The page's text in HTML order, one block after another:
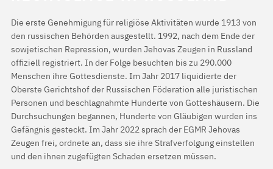
Die erste Genehmigung für religiöse Aktivitäten wurde 1913 von
den russischen Behörden ausgestellt. 1992, nach dem Ende der
sowjetischen Repression, wurden Jehovas Zeugen in Russland
offiziell registriert. In der Folge besuchten bis zu 290.000
Menschen ihre Gottesdienste. Im Jahr 2017 liquidierte der
Oberste Gerichtshof der Russischen Föderation alle juristischen
Personen und beschlagnahmte Hunderte von Gotteshäusern. Die
Durchsuchungen begannen, Hunderte von Gläubigen wurden ins
Gefängnis gesteckt. Im Jahr 2022 sprach der EGMR Jehovas
Zeugen frei, ordnete an, dass sie ihre Strafverfolgung einstellen
und den ihnen zugefügten Schaden ersetzen müssen.